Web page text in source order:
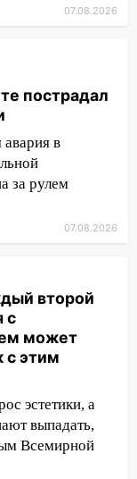
на
на
пройдет
с
на
07.08.2026
пострадал
авария в
за рулем
07.08.2026
второй
с
может
с этим
эстетики, а
выпадать,
Всемирной